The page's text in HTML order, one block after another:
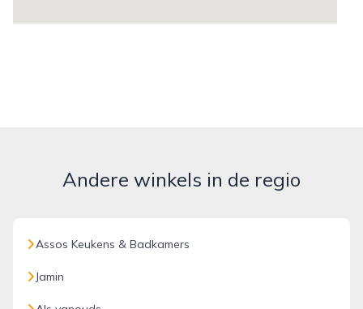
Andere winkels in de regio
Assos Keukens & Badkamers
Jamin